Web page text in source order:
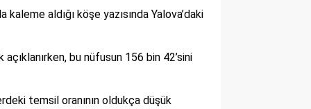
aldığı köşe yazısında Yalova’daki
bu nüfusun 156 bin 42’sini
temsil oranının oldukça düşük